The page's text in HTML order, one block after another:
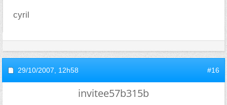
cyril
29/10/2007, 12h58 #16
invitee57b315b